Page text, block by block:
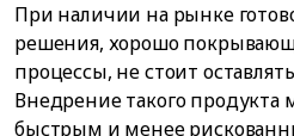
При наличии на рынке
решения, хорошо
процессы, не стоит
Внедрение такого продукта
быстрым и менее